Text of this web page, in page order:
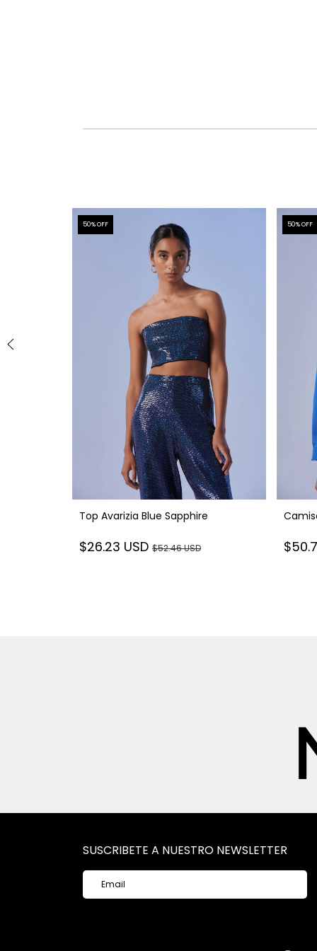
50% OFF
Top Avarizia Blue Sapphire
$26.23 USD $52.46 USD
50% OFF
SUSCRIBETE A NUESTRO NEWSLETTER